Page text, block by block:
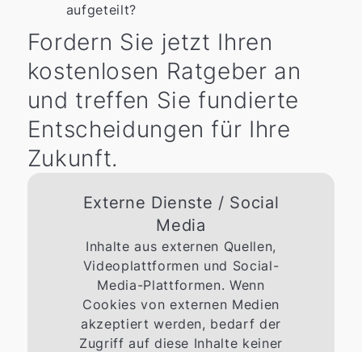
aufgeteilt?
Fordern Sie jetzt Ihren
kostenlosen Ratgeber an
und treffen Sie fundierte
Entscheidungen für Ihre
Zukunft.
Externe Dienste / Social
Media
Inhalte aus externen Quellen,
Videoplattformen und Social-
Media-Plattformen. Wenn
Cookies von externen Medien
akzeptiert werden, bedarf der
Zugriff auf diese Inhalte keiner